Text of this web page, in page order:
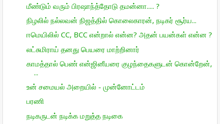
மீண்டும் வரும் பிரஷாந்த்தோடு தமன்னா..... ?
நிழலில் நல்லவன் நிஜத்தில் கொலைகாரன், நடிகர் சூர்ய...
ஈமெயிலில் CC, BCC என்றால் என்ன? அதன் பயன்கள் என்ன ?
லட்சுமிராய் தனது பெயரை மாற்றினார்
காமத்தால் பெண் என்ஜினீயரை குழந்தைகளுடன் கொன்றேன்,
...
உன் சமையல் அறையில் - முன்னோட்டம்
பரணி
நடிகருடன் நடிக்க மறுத்த நடிகை